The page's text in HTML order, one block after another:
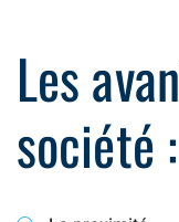
Les
société :